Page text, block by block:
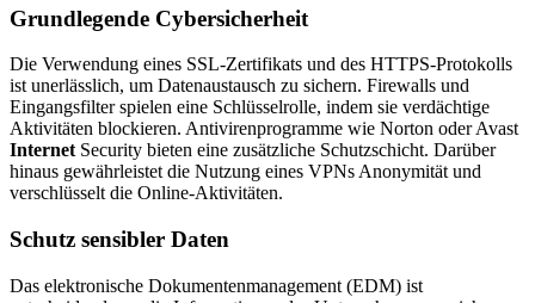
Grundlegende Cybersicherheit
Die Verwendung eines SSL-Zertifikats und des HTTPS-Protokolls
ist unerlässlich, um Datenaustausch zu sichern. Firewalls und
Eingangsfilter spielen eine Schlüsselrolle, indem sie verdächtige
Aktivitäten blockieren. Antivirenprogramme wie Norton oder Avast
Internet Security bieten eine zusätzliche Schutzschicht. Darüber
hinaus gewährleistet die Nutzung eines VPNs Anonymität und
verschlüsselt die Online-Aktivitäten.
Schutz sensibler Daten
Das elektronische Dokumentenmanagement (EDM) ist